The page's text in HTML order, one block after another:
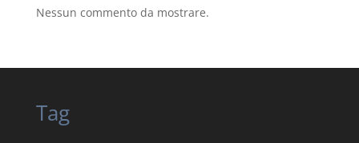
Nessun commento da mostrare.
Tag